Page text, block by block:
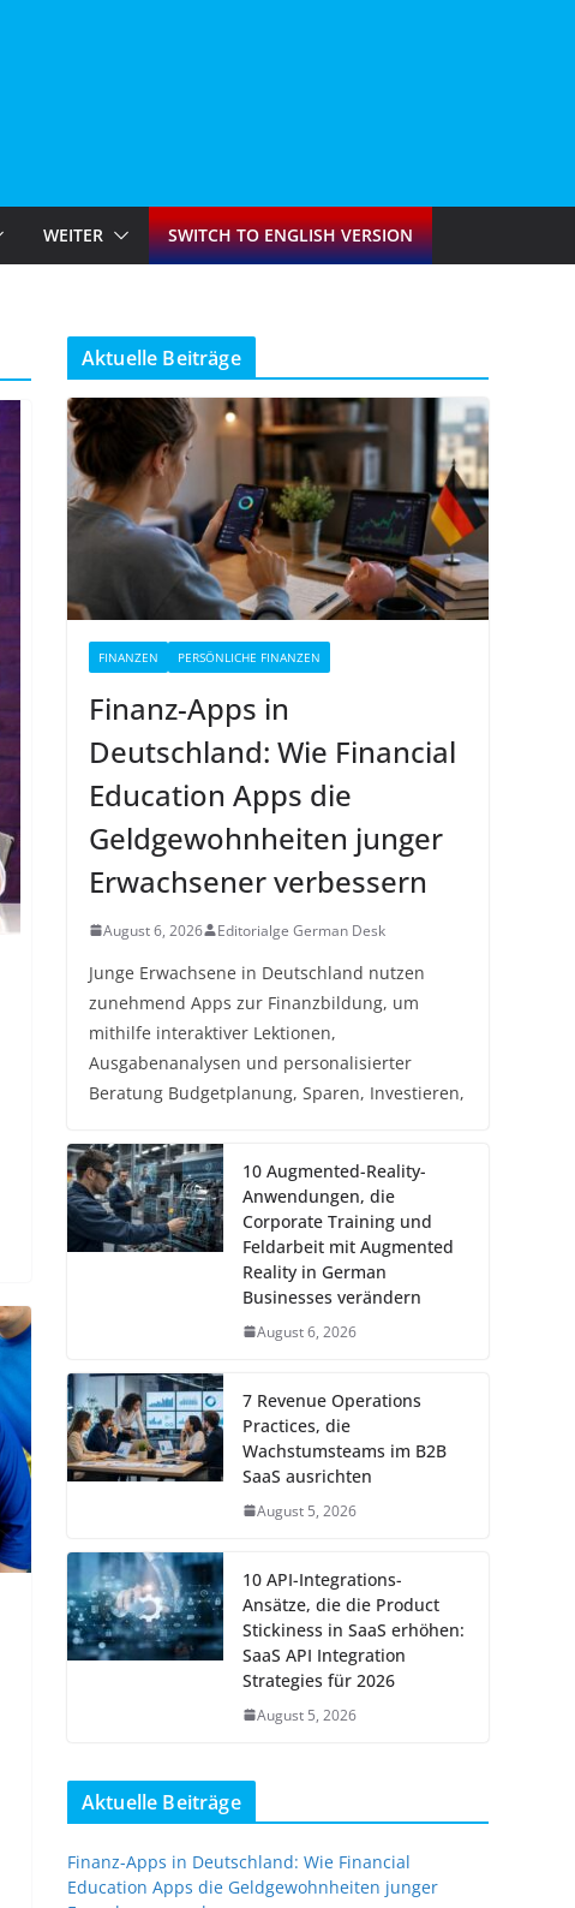
WEITER SWITCH TO ENGLISH VERSION
Aktuelle Beiträge
FINANZEN PERSÖNLICHE FINANZEN
Finanz-Apps in
Deutschland: Wie Financial
Education Apps die
Geldgewohnheiten junger
Erwachsener verbessern
August 6, 2026 Editorialge German Desk
Junge Erwachsene in Deutschland nutzen
zunehmend Apps zur Finanzbildung, um
mithilfe interaktiver Lektionen,
Ausgabenanalysen und personalisierter
Beratung Budgetplanung, Sparen, Investieren,
10 Augmented-Reality-
Anwendungen, die
Corporate Training und
Feldarbeit mit Augmented
Reality in German
Businesses verändern
August 6, 2026
7 Revenue Operations
Practices, die
Wachstumsteams im B2B
SaaS ausrichten
August 5, 2026
10 API-Integrations-
Ansätze, die die Product
Stickiness in SaaS erhöhen:
SaaS API Integration
Strategies für 2026
August 5, 2026
Aktuelle Beiträge
Finanz-Apps in Deutschland: Wie Financial
Education Apps die Geldgewohnheiten junger